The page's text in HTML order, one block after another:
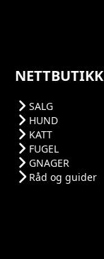
NETTBUTIKK
SALG
HUND
KATT
FUGEL
GNAGER
Råd og guider